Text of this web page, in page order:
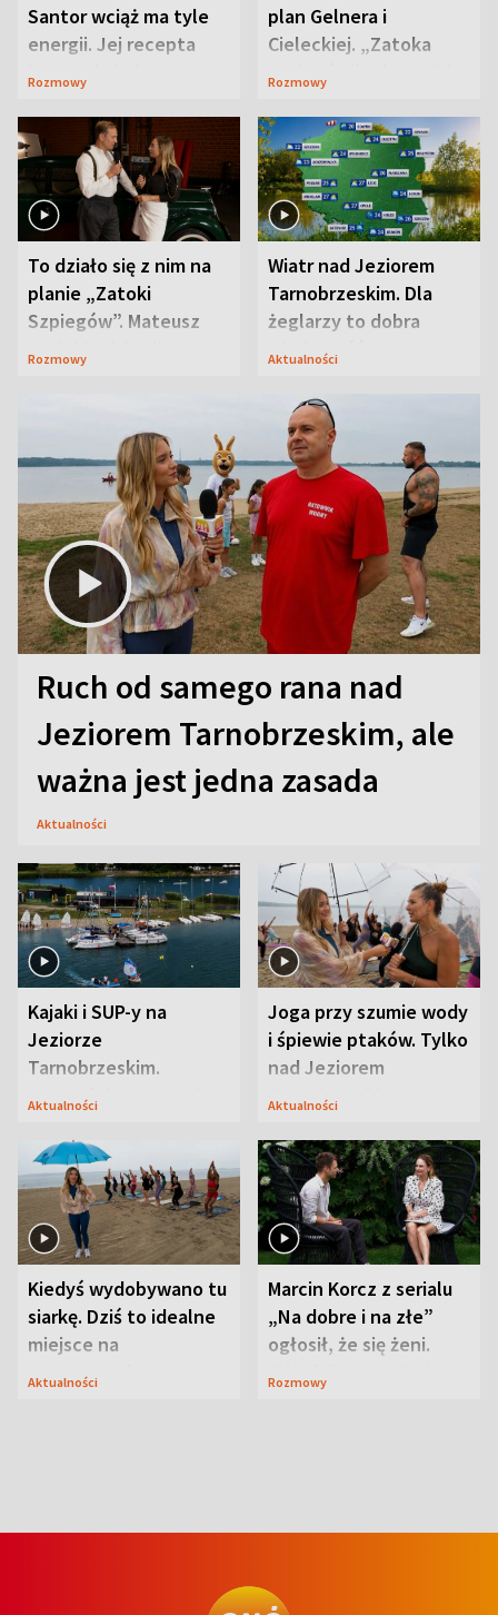
Santor wciąż ma tyle
energii. Jej recepta
jest zaskakująco
Rozmowy
plan Gelnera i
Cieleckiej. „Zatoka
szpiegów” od razu ich
Rozmowy
To działo się z nim na
planie „Zatoki
Szpiegów”. Mateusz
Janicki odsłonił
Rozmowy
Wiatr nad Jeziorem
Tarnobrzeskim. Dla
żeglarzy to dobra
wiadomość
Aktualności
Ruch od samego rana nad
Jeziorem Tarnobrzeskim, ale
ważna jest jedna zasada
Aktualności
Kajaki i SUP-y na
Jeziorze
Tarnobrzeskim.
Przyrodnicy zwracają
Aktualności
Joga przy szumie wody
i śpiewie ptaków. Tylko
nad Jeziorem
Tarnobrzeskim
Aktualności
Kiedyś wydobywano tu
siarkę. Dziś to idealne
miejsce na
wypoczynek
Aktualności
Marcin Korcz z serialu
„Na dobre i na złe”
ogłosił, że się żeni.
Zdradził, co zmienił
Rozmowy